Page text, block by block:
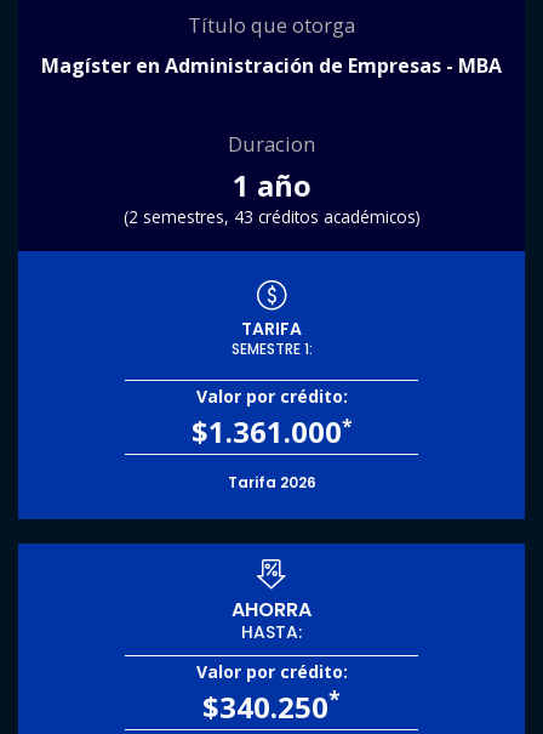
Título que otorga
Magíster en Administración de Empresas - MBA
Duracion
1 año
(2 semestres, 43 créditos académicos)
TARIFA
SEMESTRE 1:
Valor por crédito:
$1.361.000*
Tarifa 2026
AHORRA
HASTA:
Valor por crédito:
$340.250*